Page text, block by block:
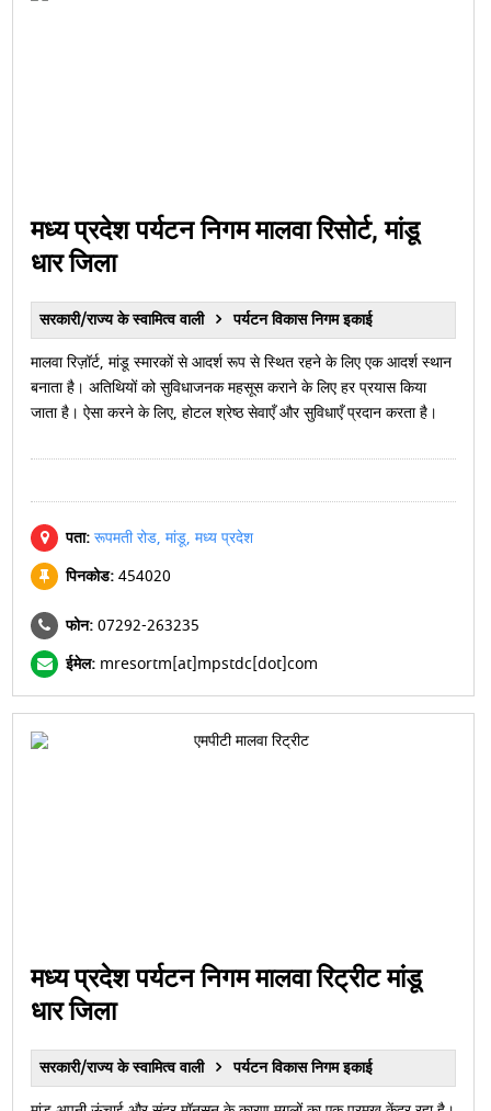
मध्य प्रदेश पर्यटन निगम मालवा रिसोर्ट, मांडू
धार जिला
सरकारी/राज्य के स्वामित्व वाली
पर्यटन विकास निगम इकाई
मालवा रिज़ॉर्ट, मांडू स्मारकों से आदर्श रूप से स्थित रहने के लिए एक आदर्श स्थान
बनाता है। अतिथियों को सुविधाजनक महसूस कराने के लिए हर प्रयास किया
जाता है। ऐसा करने के लिए, होटल श्रेष्ठ सेवाएँ और सुविधाएँ प्रदान करता है।
पता: रूपमती रोड, मांडू, मध्य प्रदेश
पिनकोड:454020
फोन:07292-263235
ईमेल: mresortm[at]mpstdc[dot]com
मध्य प्रदेश पर्यटन निगम मालवा रिट्रीट मांडू
धार जिला
सरकारी/राज्य के स्वामित्व वाली
पर्यटन विकास निगम इकाई